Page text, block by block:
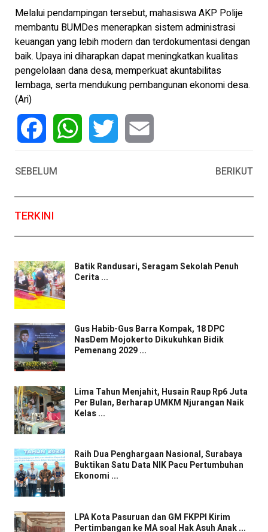
Melalui pendampingan tersebut, mahasiswa AKP Polije
membantu BUMDes menerapkan sistem administrasi
keuangan yang lebih modern dan terdokumentasi dengan
baik. Upaya ini diharapkan dapat meningkatkan kualitas
pengelolaan dana desa, memperkuat akuntabilitas
lembaga, serta mendukung pembangunan ekonomi desa.
(Ari)
SEBELUM
BERIKUT
TERKINI
Batik Randusari, Seragam Sekolah Penuh
Cerita ...
Gus Habib-Gus Barra Kompak, 18 DPC
NasDem Mojokerto Dikukuhkan Bidik
Pemenang 2029 ...
Lima Tahun Menjahit, Husain Raup Rp6 Juta
Per Bulan, Berharap UMKM Njurangan Naik
Kelas ...
Raih Dua Penghargaan Nasional, Surabaya
Buktikan Satu Data NIK Pacu Pertumbuhan
Ekonomi ...
LPA Kota Pasuruan dan GM FKPPI Kirim
Pertimbangan ke MA soal Hak Asuh Anak ...